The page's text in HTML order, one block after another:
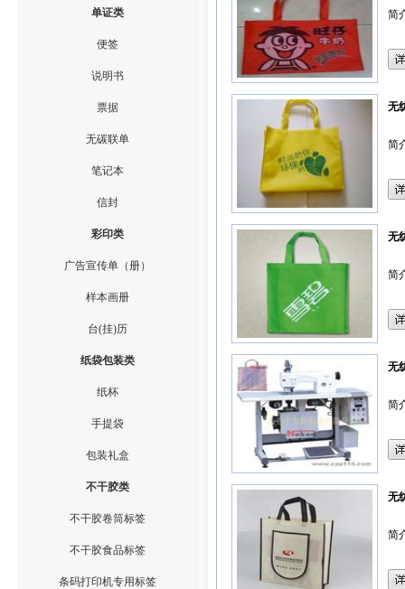
单证类
便签
说明书
票据
无碳联单
笔记本
信封
彩印类
广告宣传单（册）
样本画册
台(挂)历
纸袋包装类
纸杯
手提袋
包装礼盒
不干胶类
不干胶卷筒标签
不干胶食品标签
条码打印机专用标签
简
无
简
无
简
无
简
无
简